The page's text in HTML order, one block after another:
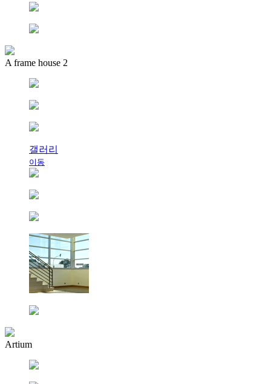
A frame house 2
갤러리
이동
Artium